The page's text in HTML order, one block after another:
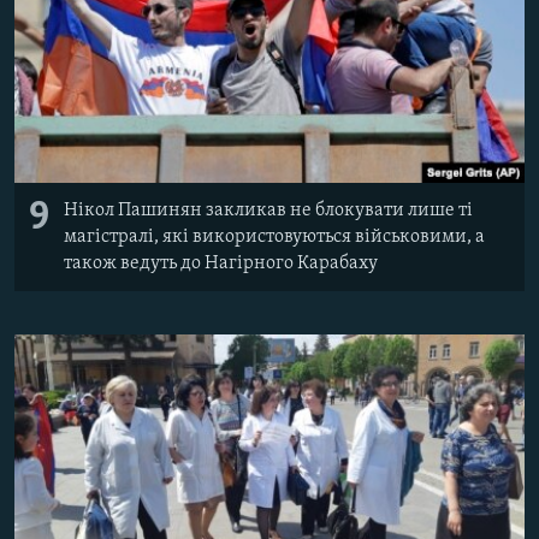
9
Нікол Пашинян закликав не блокувати лише ті
магістралі, які використовуються військовими, а
також ведуть до Нагірного Карабаху